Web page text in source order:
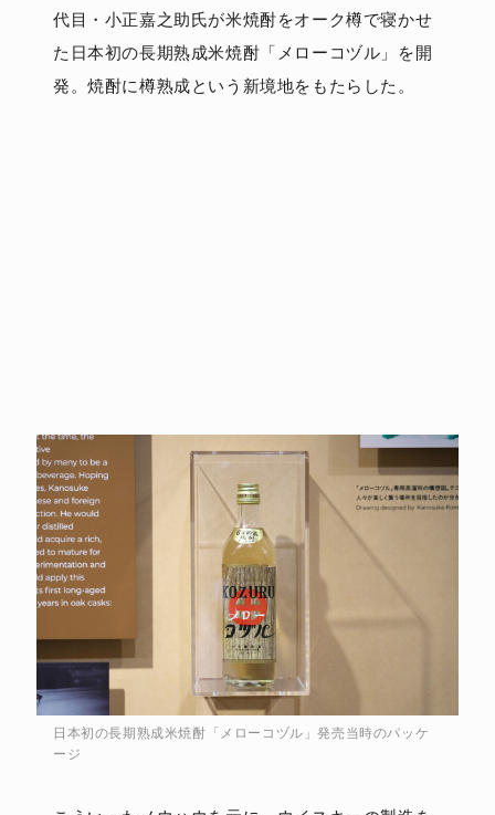
代目・小正嘉之助氏が米焼酎をオーク樽で寝かせ
た日本初の長期熟成米焼酎「メローコヅル」を開
発。焼酎に樽熟成という新境地をもたらした。
日本初の長期熟成米焼酎「メローコヅル」発売当時のパッケ
ージ